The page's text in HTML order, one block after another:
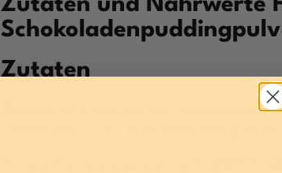
Zutaten und Nährwerte
Zutaten
65% Getrockneter Glucosesirup*,
Kakaopulver* - *aus kontrolliert
Für eine fructosearme und low FODMAP